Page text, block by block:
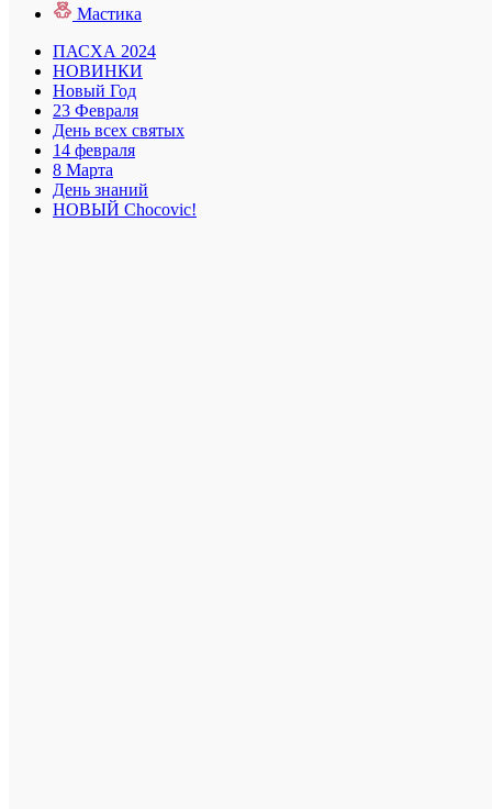
Мастика
ПАСХА 2024
НОВИНКИ
Новый Год
23 Февраля
День всех святых
14 февраля
8 Марта
День знаний
НОВЫЙ Chocovic!